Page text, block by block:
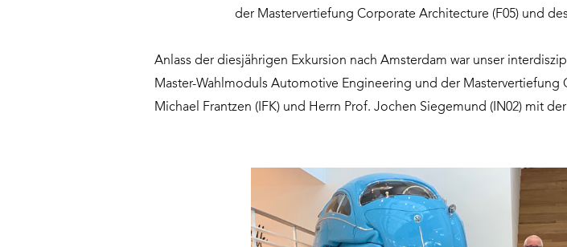
der Mastervertiefung Corporate Architecture (F05) und
Anlass der diesjährigen Exkursion nach Amsterdam war unser
Master-Wahlmoduls Automotive Engineering und der
Michael Frantzen (IFK) und Herrn Prof. Jochen Siegemund (IN02) mit